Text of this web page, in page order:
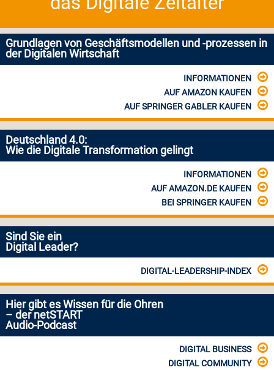
Grundlagen von Geschäftsmodellen und -prozessen in
der Digitalen Wirtschaft
INFORMATIONEN
AUF AMAZON KAUFEN
AUF SPRINGER GABLER KAUFEN
Deutschland 4.0:
Wie die Digitale Transformation gelingt
INFORMATIONEN
AUF AMAZON.DE KAUFEN
BEI SPRINGER KAUFEN
Sind Sie ein
Digital Leader?
DIGITAL-LEADERSHIP-INDEX
Hier gibt es Wissen für die Ohren
– der netSTART
Audio-Podcast
DIGITAL BUSINESS
DIGITAL COMMUNITY